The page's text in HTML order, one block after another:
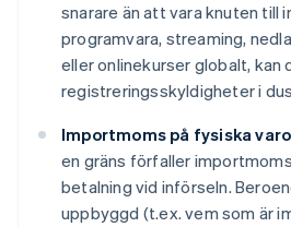
snarare än att vara knuten till
programvara, streaming,
eller onlinekurser globalt, kan
registreringsskyldigheter i
Importmoms på fysiska
en gräns förfaller
betalning vid införseln.
uppbyggd (t.ex. vem som är